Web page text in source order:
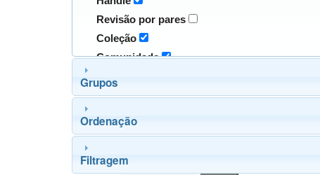
Revisão por pares
Coleção
Comunidade
Grupos
Ordenação
Filtragem